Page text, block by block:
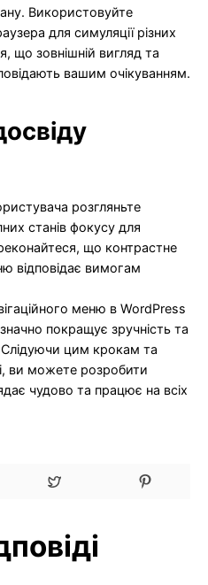
Використовуйте
для симуляції різних
що зовнішній вигляд та
вашим очікуванням.
розгляньте
станів фокусу для
що контрастне
відповідає вимогам
меню в WordPress
покращує зручність та
Слідуючи цим крокам та
ви можете розробити
чудово та працює на всіх